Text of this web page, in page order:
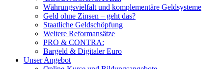
Währungsvielfalt und komplementäre Geldsysteme
Geld ohne Zinsen – geht das?
Staatliche Geldschöpfung
Weitere Reformansätze
PRO & CONTRA:
Bargeld & Digitaler Euro
Unser Angebot